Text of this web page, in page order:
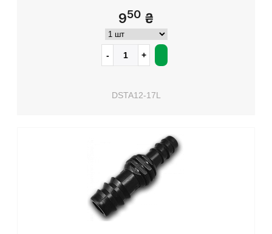
950 ₴
DSTA12-17L